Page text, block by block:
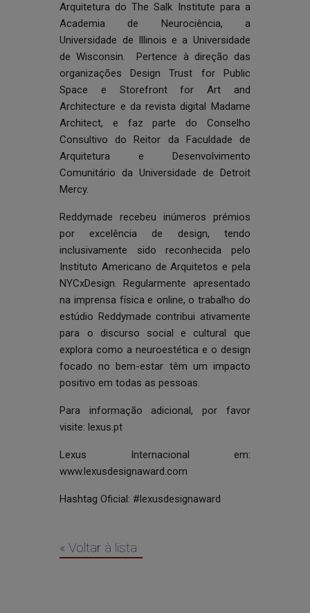
Arquitetura do The Salk Institute para a
Academia de Neurociência, a
Universidade de Illinois e a Universidade
de Wisconsin. Pertence à direção das
organizações Design Trust for Public
Space e Storefront for Art and
Architecture e da revista digital Madame
Architect, e faz parte do Conselho
Consultivo do Reitor da Faculdade de
Arquitetura e Desenvolvimento
Comunitário da Universidade de Detroit
Mercy.
Reddymade recebeu inúmeros prémios
por excelência de design, tendo
inclusivamente sido reconhecida pelo
Instituto Americano de Arquitetos e pela
NYCxDesign. Regularmente apresentado
na imprensa física e online, o trabalho do
estúdio Reddymade contribui ativamente
para o discurso social e cultural que
explora como a neuroestética e o design
focado no bem-estar têm um impacto
positivo em todas as pessoas.
Para informação adicional, por favor
visite:lexus.pt
Lexus Internacional em:
www.lexusdesignaward.com
Hashtag Oficial: #lexusdesignaward
« Voltar à lista